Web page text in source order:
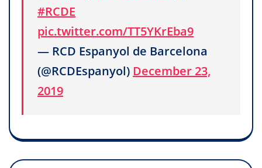
#RCDE
pic.twitter.com/TT5YKrEba9
— RCD Espanyol de Barcelona
(@RCDEspanyol) December 23,
2019